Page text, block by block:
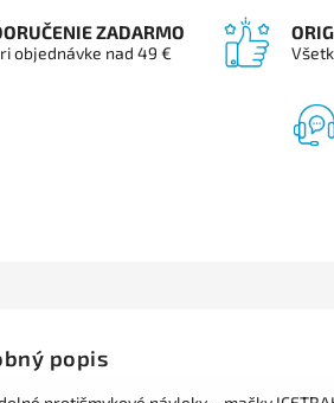
ZADARMO
objednávke nad 49 €
popis